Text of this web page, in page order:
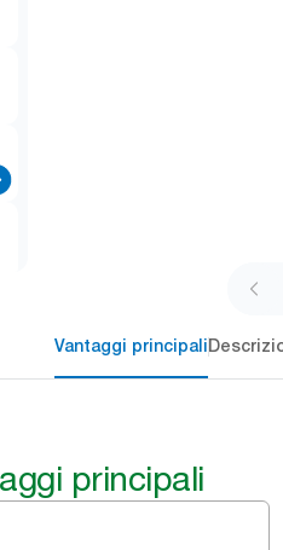
Vantaggi principali
principali